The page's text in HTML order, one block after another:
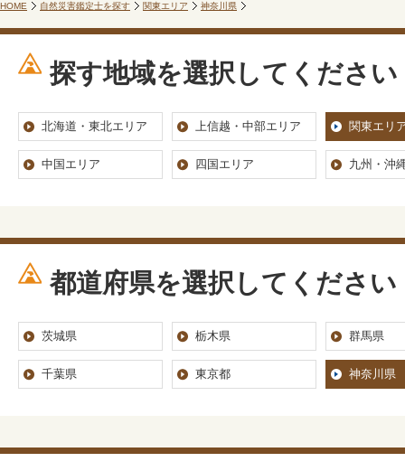
HOME 自然災害鑑定士を探す 関東エリア 神奈川県
探す地域を選択してください
北海道・東北エリア 上信越・中部エリア 関東エリ
中国エリア 四国エリア 九州・沖
都道府県を選択してください
茨城県 栃木県 群馬県
千葉県 東京都 神奈川県